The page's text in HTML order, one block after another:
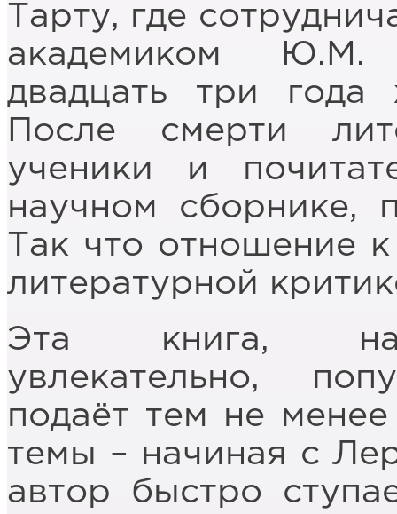
Тарту, где
академиком Ю.М.
двадцать три года
После смерти
ученики и
научном сборнике,
Так что отношение
литературной
Эта книга,
увлекательно,
подаёт тем не
темы – начиная с
автор быстро